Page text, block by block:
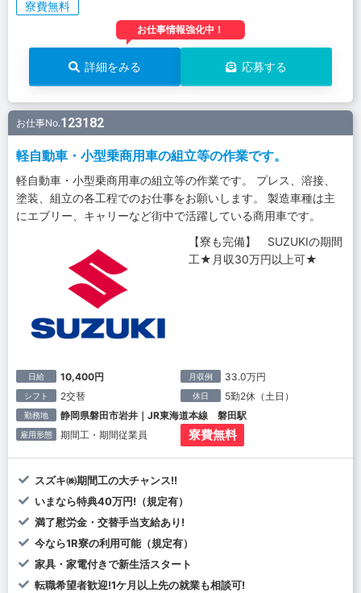
寮費無料
お仕事情報強化中！
詳細をみる 応募する
お仕事No.123182
軽自動車・小型乗商用車の組立等の作業です。
軽自動車・小型乗商用車の組立等の作業です。 プレス、溶接、
塗装、組立の各工程でのお仕事をお願いします。 製造車種は主
にエブリー、キャリーなど街中で活躍している商用車です。
【寮も完備】 SUZUKIの期間
工★月収30万円以上可★
日給 10,400円 月収例 33.0万円
シフト 2交替 休日 5勤2休（土日）
勤務地 静岡県磐田市岩井｜JR東海道本線 磐田駅
雇用形態 期間工・期間従業員 寮費無料
スズキ㈱期間工の大チャンス!!
いまなら特典40万円!（規定有）
満了慰労金・交替手当支給あり!
今なら1R寮の利用可能（規定有）
家具・家電付きで新生活スタート
転職希望者歓迎!1ケ月以上先の就業も相談可!